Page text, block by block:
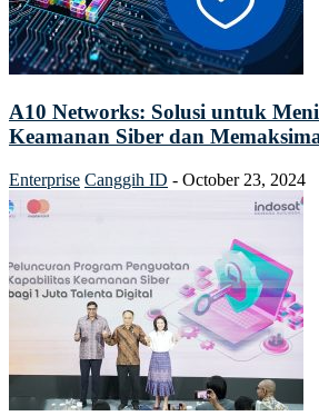
A10 Networks: Solusi untuk
Keamanan Siber dan
Enterprise Canggih ID - October 23, 2024